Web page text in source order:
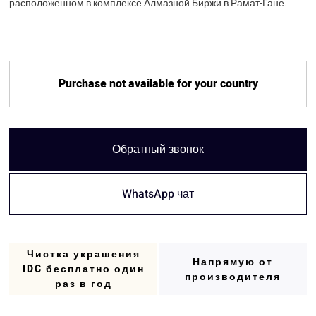
расположенном в комплексе Алмазной Биржи в Рамат-Гане.
Purchase not available for your country
Обратный звонок
WhatsApp чат
Чистка украшения
IDC бесплатно один
раз в год
Напрямую от
производителя